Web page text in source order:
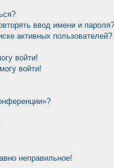
ввод имени и пароля?
активных пользователей?
войти!
войти!
неправильное!